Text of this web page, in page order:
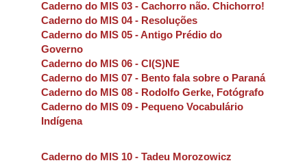
Caderno do MIS 03 - Cachorro não. Chichorro!
Caderno do MIS 04 - Resoluções
Caderno do MIS 05 - Antigo Prédio do
Governo
Caderno do MIS 06 - CI(S)NE
Caderno do MIS 07 - Bento fala sobre o Paraná
Caderno do MIS 08 - Rodolfo Gerke, Fotógrafo
Caderno do MIS 09 - Pequeno Vocabulário
Indígena
Caderno do MIS 10 - Tadeu Morozowicz